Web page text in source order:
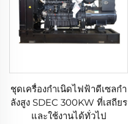
ชุดเครื่องกำเนิดไฟฟ้าดีเซลกำ
ลังสูง SDEC 300KW ที่เสถียร
และใช้งานได้ทั่วไป